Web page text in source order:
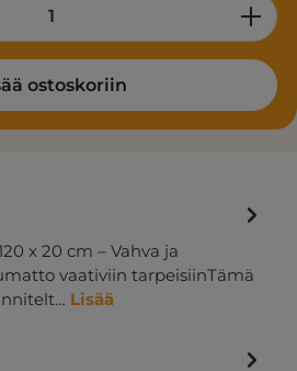
Enter the desired
ostoskoriin
x 20 cm – Vahva ja
vaativiin tarpeisiinTämä
Lisää